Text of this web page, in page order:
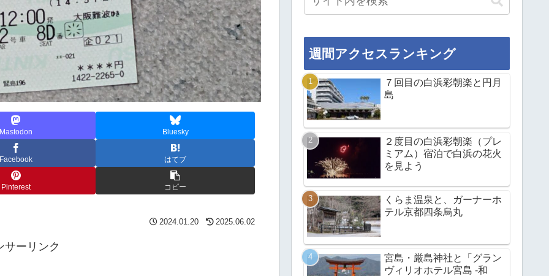
Mastodon Bluesky
Facebook はてブ
Pinterest コピー
2024.01.20 2025.06.02
サーリンク
週間アクセスランキング
７回目の白浜彩朝楽と円月
島
２度目の白浜彩朝楽（プレ
ミアム）宿泊で白浜の花火
を見よう
くらま温泉と、ガーナーホ
テル京都四条烏丸
宮島・厳島神社と「グラン
ヴィリオホテル宮島 -和